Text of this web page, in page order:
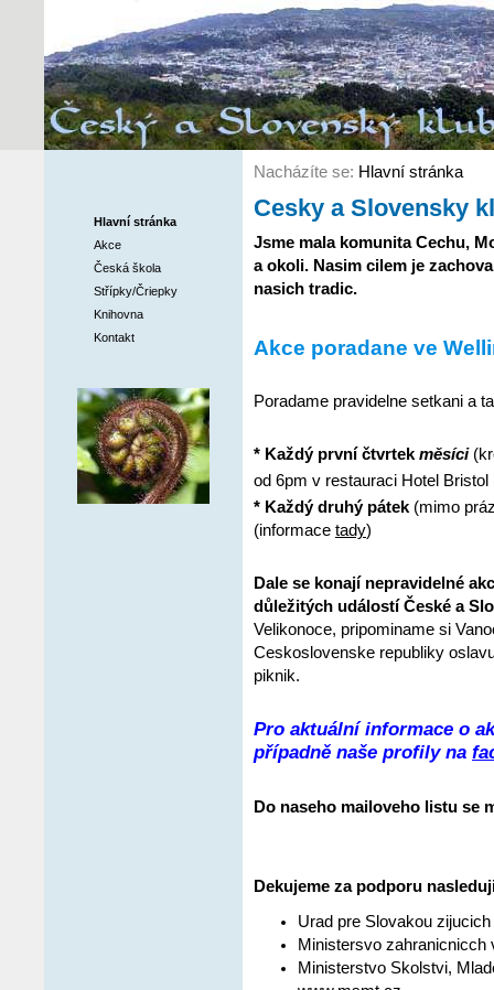
Hlavní stránka
Akce
Česká škola
Střípky/Čriepky
Knihovna
Kontakt
Nacházíte se: Hlavní stránka
Cesky a Slovensky
Jsme mala komunita Cechu,
a okoli. Nasim cilem je
nasich tradic.
Akce poradane ve
Poradame pravidelne setkani a
* Každý první čtvrtek měsíci
od 6pm v restauraci Hotel Bristol
* Každý druhý pátek (mimo
(informace tady)
Dale se konají nepravidelné
důležitých událostí České a
Velikonoce, pripominame si
Ceskoslovenske republiky
piknik.
Pro aktuální informace o
případně naše profily na
Do naseho mailoveho listu se
Dekujeme za podporu
Urad pre Slovakou
Ministersvo
Ministerstvo Skolstvi,